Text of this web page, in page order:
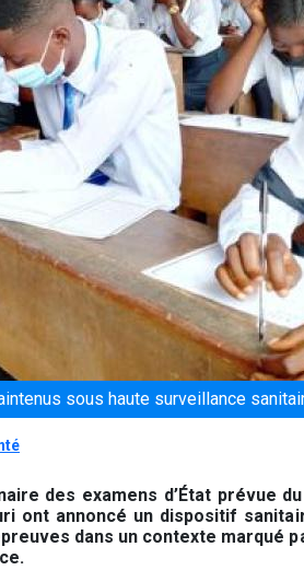
sous haute surveillance
des examens d’État prévue
ont annoncé un dispositif
dans un contexte marqué